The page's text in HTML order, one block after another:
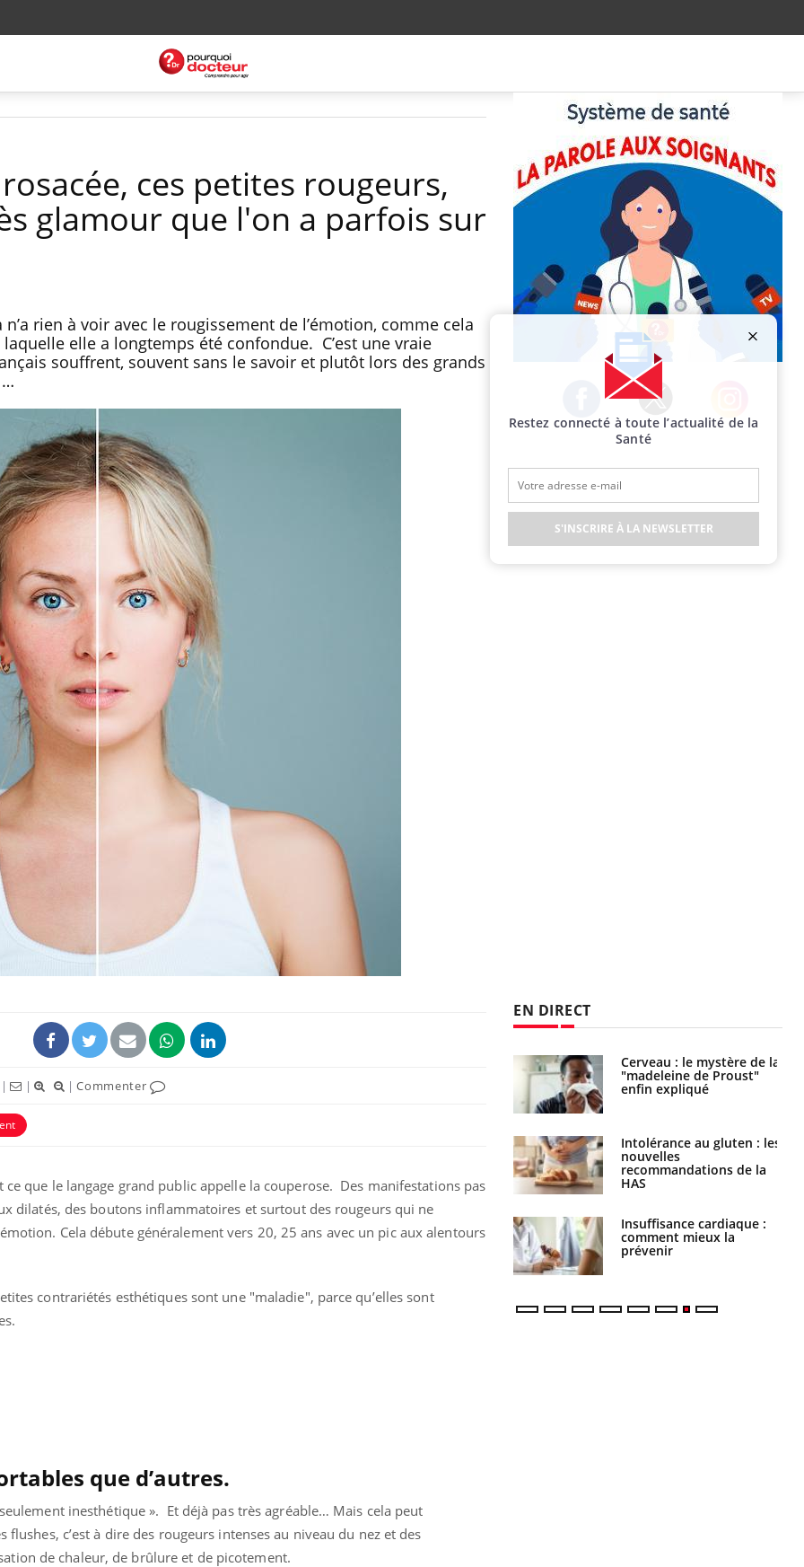
ces petites rougeurs,
glamour que l'on a parfois sur
n’a rien à voir avec le rougissement de l’émotion, comme cela
laquelle elle a longtemps été confondue. C’est une vraie
souffrent, souvent sans le savoir et plutôt lors des grands
…
| | |Commenter
ce que le langage grand public appelle la couperose. Des manifestations pas
dilatés, des boutons inflammatoires et surtout des rougeurs qui ne
Cela débute généralement vers 20, 25 ans avec un pic aux alentours
contrariétés esthétiques sont une "maladie", parce qu’elles sont
que d’autres.
seulement inesthétique ». Et déjà pas très agréable… Mais cela peut
flushes, c’est à dire des rougeurs intenses au niveau du nez et des
de chaleur, de brûlure et de picotement.
Facebook Twitter Instagram
EN DIRECT
Comment gérer le
vacances ?
TDAH : quel est ce
traitement autorisé aux
Cerveau : le mystère de la
"madeleine de Proust"
enfin expliqué
Intolérance au gluten : les
nouvelles
recommandations de la
HAS
Insuffisance cardiaque :
comment mieux la
prévenir
Le décalage des horaires
d'été : quel impact sur le
sommeil ?
Grossesse : ces polluants
pourraient influencer le
poids des enfants
Autisme : pourquoi le
cerveau reconnaît-il les
visages autrement ?
Restez connecté à toute l’actualité de la
Santé
S'INSCRIRE À LA NEWSLETTER